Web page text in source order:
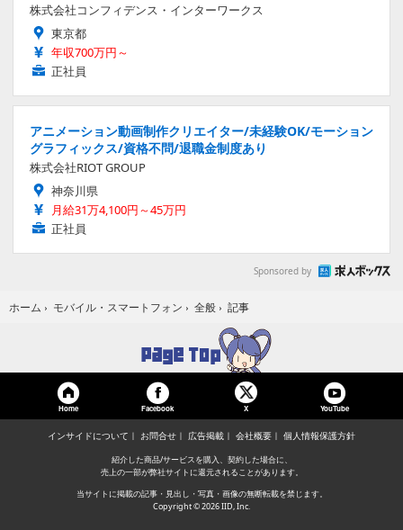
株式会社コンフィデンス・インターワークス
東京都
年収700万円～
正社員
アニメーション動画制作クリエイター/未経験OK/モーション
グラフィックス/資格不問/退職金制度あり
株式会社RIOT GROUP
神奈川県
月給31万4,100円～45万円
正社員
Sponsored by
ホーム › モバイル・スマートフォン › 全般 › 記事
Home Facebook X YouTube
インサイドについて お問合せ 広告掲載 会社概要 個人情報保護方針
紹介した商品/サービスを購入、契約した場合に、
売上の一部が弊社サイトに還元されることがあります。
当サイトに掲載の記事・見出し・写真・画像の無断転載を禁じます。
Copyright © 2026 IID, Inc.